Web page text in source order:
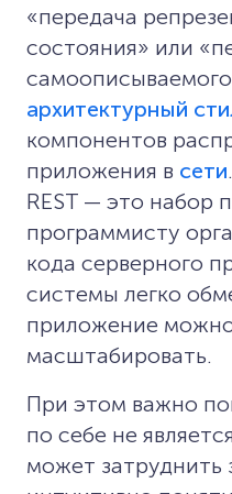
«передача
состояния» или
архитектурный
компонентов
приложения в сети
REST — это набор
программисту
кода серверного
системы легко
приложение
масштабировать.
При этом важно
по себе не
может затруднить